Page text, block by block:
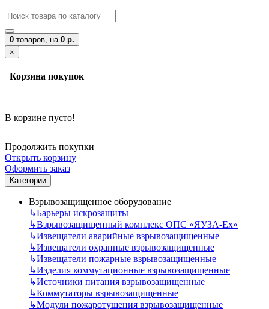
0 товаров, на 0 р.
×
Корзина покупок
В корзине пусто!
Продолжить покупки
Открыть корзину
Оформить заказ
Категории
Взрывозащищенное оборудование
↳Барьеры искрозащиты
↳Взрывозащищенный комплекс ОПС «ЯУЗА-Ех»
↳Извещатели аварийные взрывозащищенные
↳Извещатели охранные взрывозащищенные
↳Извещатели пожарные взрывозащищенные
↳Изделия коммутационные взрывозащищенные
↳Источники питания взрывозащищенные
↳Коммутаторы взрывозащищенные
↳Модули пожаротушения взрывозащищенные